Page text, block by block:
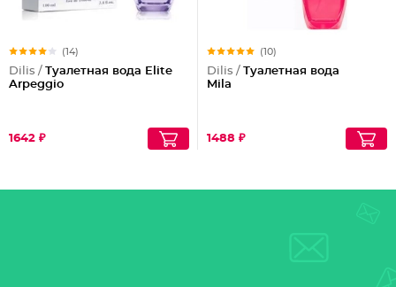
(14)
Dilis / Туалетная вода Elite
Arpeggio
1642 ₽
(10)
Dilis / Туалетная вода
Mila
1488 ₽